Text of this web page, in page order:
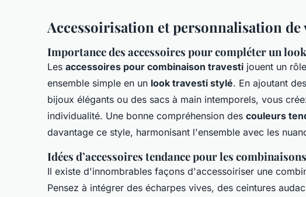
Accessoirisation et personnalisation
Importance des accessoires pour compléter un look
Les accessoires pour combinaison travesti jouent un
ensemble simple en un look travesti stylé. En ajoutant
bijoux élégants ou des sacs à main intemporels, vous
individualité. Une bonne compréhension des couleurs
davantage ce style, harmonisant l'ensemble avec les
Idées d’accessoires tendance pour les combinaisons
Il existe d'innombrables façons d'accessoiriser une
Pensez à intégrer des écharpes vives, des ceintures